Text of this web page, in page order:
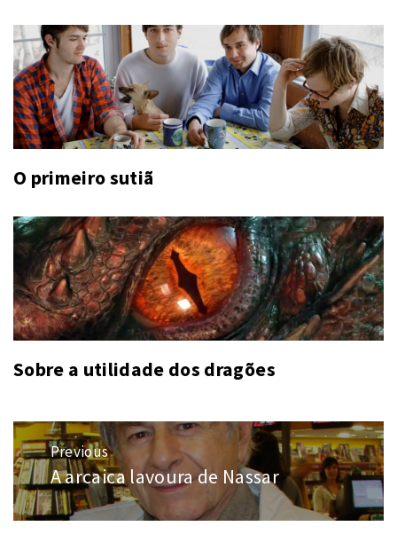
O primeiro sutiã
Sobre a utilidade dos dragões
Navegação
de
Post
Previous
Previous
post:
A arcaica lavoura de Nassar